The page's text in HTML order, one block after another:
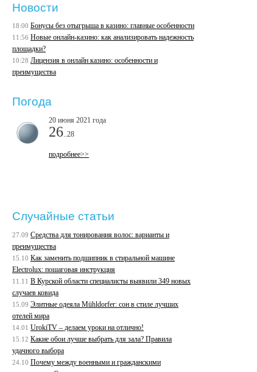
Новости
18:00 Бонусы без отыгрыша в казино: главные особенности
11:56 Новые онлайн-казино: как анализировать надежность
площадки?
10:28 Лицензия в онлайн казино: особенности и
преимущества
Погода
20 июня 2021 года
26 ..28
подробнее>>
Случайные статьи
27.09 Средства для тонирования волос: варианты и
преимущества
15.10 Как заменить подшипник в стиральной машине
Electrolux: пошаговая инструкция
11.11 В Курской области специалисты выявили 349 новых
случаев ковида
15.09 Элитные одеяла Mühldorfer: сон в стиле лучших
отелей мира
14.01 UrokiTV – делаем уроки на отлично!
15.12 Какие обои лучше выбрать для зала? Правила
удачного выбора
24.10 Почему между военными и гражданскими